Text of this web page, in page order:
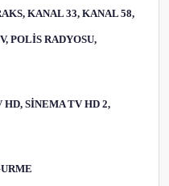
KANAL 33, KANAL 58,
POLİS RADYOSU,
HD, SİNEMA TV HD 2,